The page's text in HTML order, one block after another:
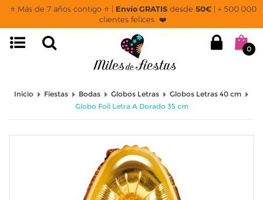
⭐ Más de 7 años contigo ⭐ | Envío GRATISdesde 50€| + 500.000
clientes felices ❤️
0
Inicio Fiestas Bodas Globos Letras
Globos Letras 40 cm
Globo Foil Letra A Dorado 35 cm